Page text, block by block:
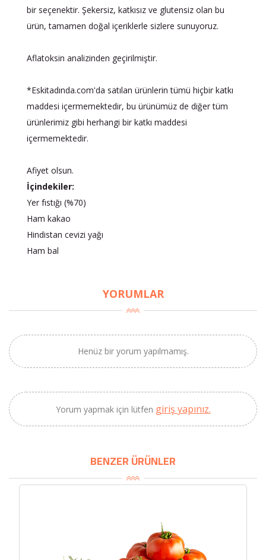
bir seçenektir. Şekersiz, katkısız ve glutensiz olan bu
ürün, tamamen doğal içeriklerle sizlere sunuyoruz.
Aflatoksin analizinden geçirilmiştir.
*Eskitadında.com'da satılan ürünlerin tümü hiçbir katkı
maddesi içermemektedir, bu ürünümüz de diğer tüm
ürünlerimiz gibi herhangi bir katkı maddesi
içermemektedir.
Afiyet olsun.
İçindekiler:
Yer fıstığı (%70)
Ham kakao
Hindistan cevizi yağı
Ham bal
YORUMLAR
Henüz bir yorum yapılmamış.
Yorum yapmak için lütfen giriş yapınız.
BENZER ÜRÜNLER
2690,00 TL
Kaan Olgun Hasat
Naturel Sızma
Zeytinyağı (5lt, Soğuk
Sıkım) - Bilgem
SEPETE EKLE